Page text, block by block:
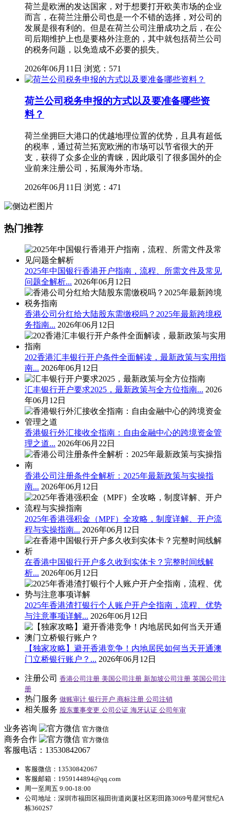
荷兰是欧洲的发达国家，对于想要打开欧美市场的企业
而言，在荷兰注册公司也是一个不错的选择，对公司的
发展是很有利的。但是在荷兰公司注册成功之后，在公
司后期维护上也是要格外注意的，其中就包括荷兰公司
的税务问题，以免造成不必要的损失。
2026年06月11日 浏览：571
荷兰公司税务申报的方式以及要准备哪些资
料？
荷兰坐拥巨大港口的优越地理位置的优势，且具有超低
的税率，通过荷兰拓宽欧洲的市场可以节省很大的开
支，获得了众多企业的青睐，因此吸引了很多国外的企
业前来注册公司，拓展海外市场。
2026年06月11日 浏览：471
热门推荐
2025年中国银行香港开户指南，流程、所需文件及常见
问题全解析... 2026年06月12日
香港公司分红给大陆股东需缴税吗？2025年最新跨境税
务指南... 2026年06月12日
202香港汇丰银行开户条件全面解读，最新政策与实用指
南... 2026年06月12日
汇丰银行开户要求2025，最新政策与全方位指南... 2026
年06月12日
香港银行外汇接收全指南：自由金融中心的跨境资金管
理之道... 2026年06月22日
香港公司注册条件全解析：2025年最新政策与实操指
南... 2026年06月12日
2025年香港强积金（MPF）全攻略，制度详解、开户流
程与实操指南... 2026年06月12日
在香港中国银行开户多久收到实体卡？完整时间线解
析... 2026年06月12日
2025年香港渣打银行个人账户开户全指南，流程、优势
与注意事项详解... 2026年06月12日
【独家攻略】避开香港竞争！内地居民如何当天开通澳
门立桥银行账户？... 2026年06月12日
注册公司 香港公司注册 美国公司注册 新加坡公司注册 英国公司注
册
热门服务 做账审计 银行开户 商标注册 公司注销
相关服务 股东董事变更 公司公证 海牙认证 公司年审
业务咨询 官方微信
商务合作 官方微信
客服电话：13530842067
客服微信：13530842067
客服邮箱：1959144894@qq.com
周一至周五 9:00-18:00
公司地址：深圳市福田区福田街道岗厦社区彩田路3069号星河世纪A
栋3602S7